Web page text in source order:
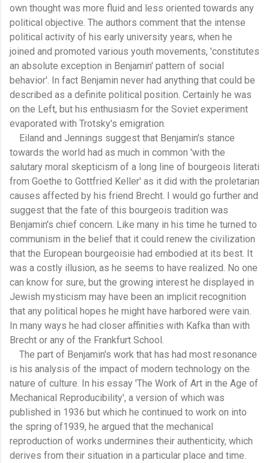
own thought was more fluid and less oriented towards any
political objective. The authors comment that the intense
political activity of his early university years, when he
joined and promoted various youth movements, 'constitutes
an absolute exception in Benjamin' pattern of social
behavior'. In fact Benjamin never had anything that could be
described as a definite political position. Certainly he was
on the Left, but his enthusiasm for the Soviet experiment
evaporated with Trotsky's emigration.
Eiland and Jennings suggest that Benjamin's stance
towards the world had as much in common 'with the
salutary moral skepticism of a long line of bourgeois literati
from Goethe to Gottfried Keller' as it did with the proletarian
causes affected by his friend Brecht. I would go further and
suggest that the fate of this bourgeois tradition was
Benjamin's chief concern. Like many in his time he turned to
communism in the belief that it could renew the civilization
that the European bourgeoisie had embodied at its best. It
was a costly illusion, as he seems to have realized. No one
can know for sure, but the growing interest he displayed in
Jewish mysticism may have been an implicit recognition
that any political hopes he might have harbored were vain.
In many ways he had closer affinities with Kafka than with
Brecht or any of the Frankfurt School.
The part of Benjamin's work that has had most resonance
is his analysis of the impact of modern technology on the
nature of culture. In his essay 'The Work of Art in the Age of
Mechanical Reproducibility', a version of which was
published in 1936 but which he continued to work on into
the spring of1939, he argued that the mechanical
reproduction of works undermines their authenticity, which
derives from their situation in a particular place and time.